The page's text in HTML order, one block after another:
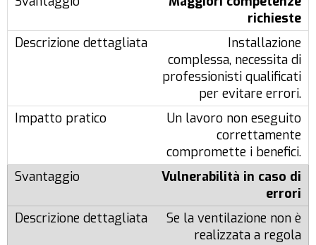
richieste
Installazione
complessa, necessita di
professionisti qualificati
per evitare errori.
Un lavoro non eseguito
correttamente
compromette i benefici.
Vulnerabilità in caso di
errori
Se la ventilazione non è
realizzata a regola